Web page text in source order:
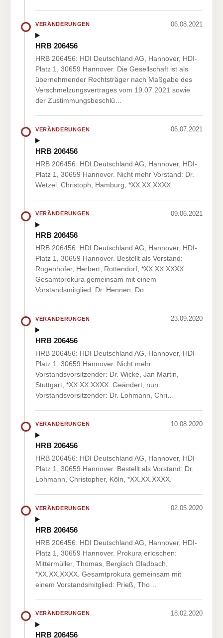
VERÄNDERUNGEN 06.08.2021
HRB 206456
HRB 206456: HDI Deutschland AG, Hannover, HDI-
Platz 1, 30659 Hannover. Die Gesellschaft ist als
übernehmender Rechtsträger nach Maßgabe des
Verschmelzungsvertrages vom 19.07.2021 sowie
der Zustimmungsbeschlü…
VERÄNDERUNGEN 06.07.2021
HRB 206456
HRB 206456: HDI Deutschland AG, Hannover, HDI-
Platz 1, 30659 Hannover. Nicht mehr Vorstand: Dr.
Wetzel, Christoph, Hamburg, *XX.XX.XXXX.
VERÄNDERUNGEN 09.06.2021
HRB 206456
HRB 206456: HDI Deutschland AG, Hannover, HDI-
Platz 1, 30659 Hannover. Bestellt als Vorstand:
Rogenhofer, Herbert, Rottendorf, *XX.XX.XXXX.
Gesamtprokura gemeinsam mit einem
Vorstandsmitglied: Dr. Hennen, Do…
VERÄNDERUNGEN 23.09.2020
HRB 206456
HRB 206456: HDI Deutschland AG, Hannover, HDI-
Platz 1, 30659 Hannover. Nicht mehr
Vorstandsvorsitzender: Dr. Wicke, Jan Martin,
Stuttgart, *XX.XX.XXXX. Geändert, nun:
Vorstandsvorsitzender: Dr. Lohmann, Chri…
VERÄNDERUNGEN 10.08.2020
HRB 206456
HRB 206456: HDI Deutschland AG, Hannover, HDI-
Platz 1, 30659 Hannover. Bestellt als Vorstand: Dr.
Lohmann, Christopher, Köln, *XX.XX.XXXX.
VERÄNDERUNGEN 02.05.2020
HRB 206456
HRB 206456: HDI Deutschland AG, Hannover, HDI-
Platz 1, 30659 Hannover. Prokura erloschen:
Mittermüller, Thomas, Bergisch Gladbach,
*XX.XX.XXXX. Gesamtprokura gemeinsam mit
einem Vorstandsmitglied: Prieß, Tho…
VERÄNDERUNGEN 18.02.2020
HRB 206456